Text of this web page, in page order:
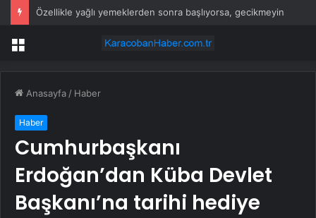
Amrize hissesi bugün neden düşüyor?
Menü
Anasayfa / Haber
Haber
Cumhurbaşkanı
Erdoğan’dan Küba Devlet
Başkanı’na tarihi hediye